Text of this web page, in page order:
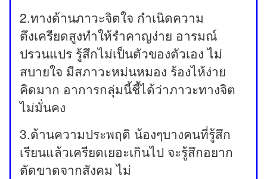
2.ทางด้านภาวะจิตใจ กำเนิดความ
ตึงเครียดสูงทำให้รำคาญง่าย อารมณ์
ปรวนแปร รู้สึกไม่เป็นตัวของตัวเอง ไม่
สบายใจ มีสภาวะหม่นหมอง ร้องไห้ง่าย
คิดมาก อาการกลุ่มนี้ชี้ได้ว่าภาวะทางจิต
ไม่มั่นคง
3.ด้านความประพฤติ น้องๆบางคนที่รู้สึก
เรียนแล้วเครียดเยอะเกินไป จะรู้สึกอยาก
ตัดขาดจากสังคม ไม่